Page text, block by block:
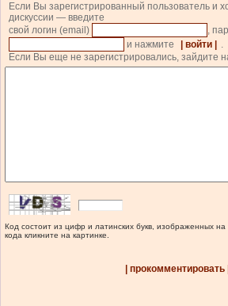
Если Вы зарегистрированный пользователь и
дискуссии — введите
свой логин (email)
,
и нажмите
| войти |
.
Если Вы еще не зарегистрировались, зайдите
Код состоит из цифр и латинских букв, изображенных на
кода кликните на картинке.
| прокомментировать |